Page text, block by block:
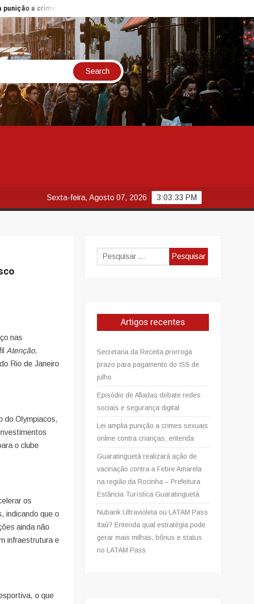
a crimes sexuais online contra crianças; entenda
3:03:34 PM
Sexta-feira, Agosto 07, 2026
nas
Atenção,
Rio de Janeiro
do Olympiacos,
o clube
os
indicando que o
ainda não
infraestrutura e
o que
Pesquisar
por:
Artigos recentes
Secretaria da Receita prorroga
prazo para pagamento do ISS de
julho
Episódio de Afiadas debate redes
sociais e segurança digital
Lei amplia punição a crimes sexuais
online contra crianças; entenda
Guaratinguetá realizará ação de
vacinação contra a Febre Amarela
na região da Rocinha – Prefeitura
Estância Turística Guaratinguetá
Nubank Ultravioleta ou LATAM Pass
Itaú? Entenda qual estratégia pode
gerar mais milhas, bônus e status
no LATAM Pass